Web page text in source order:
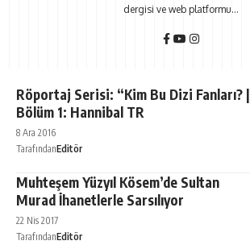
dergisi ve web platformu...
Röportaj Serisi: “Kim Bu Dizi Fanları? |
Bölüm 1: Hannibal TR
8 Ara 2016
TarafındanEditör
Muhteşem Yüzyıl Kösem’de Sultan
Murad İhanetlerle Sarsılıyor
22 Nis 2017
TarafındanEditör